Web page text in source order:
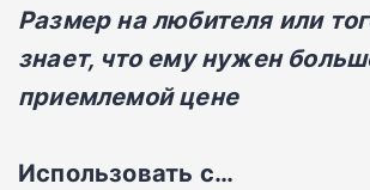
Размер на любителя или
знает, что ему нужен
приемлемой цене
Использовать с…